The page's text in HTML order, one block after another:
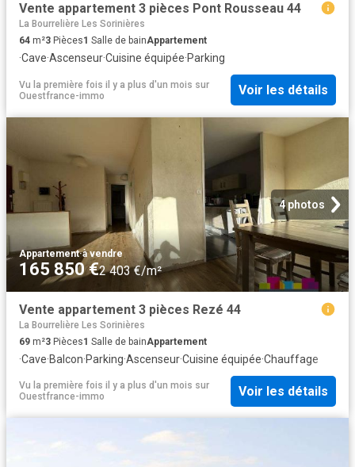
Vente appartement 3 pièces Pont Rousseau 44
La Bourrelière Les Sorinières
64 m²3 Pièces1 Salle de bainAppartement
·Cave·Ascenseur·Cuisine équipée·Parking
Vu la première fois il y a plus d'un mois sur
Ouestfrance-immo
Voir les détails
4 photos
Appartement·à vendre
165 850 €2 403 €/m²
Vente appartement 3 pièces Rezé 44
La Bourrelière Les Sorinières
69 m²3 Pièces1 Salle de bainAppartement
·Cave·Balcon·Parking·Ascenseur·Cuisine équipée·Chauffage
Vu la première fois il y a plus d'un mois sur
Ouestfrance-immo
Voir les détails